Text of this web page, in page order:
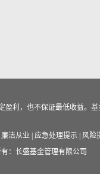
利，也不保证最低收益。基
廉洁从业 应急处理提示 风险
：长盛基金管理有限公司